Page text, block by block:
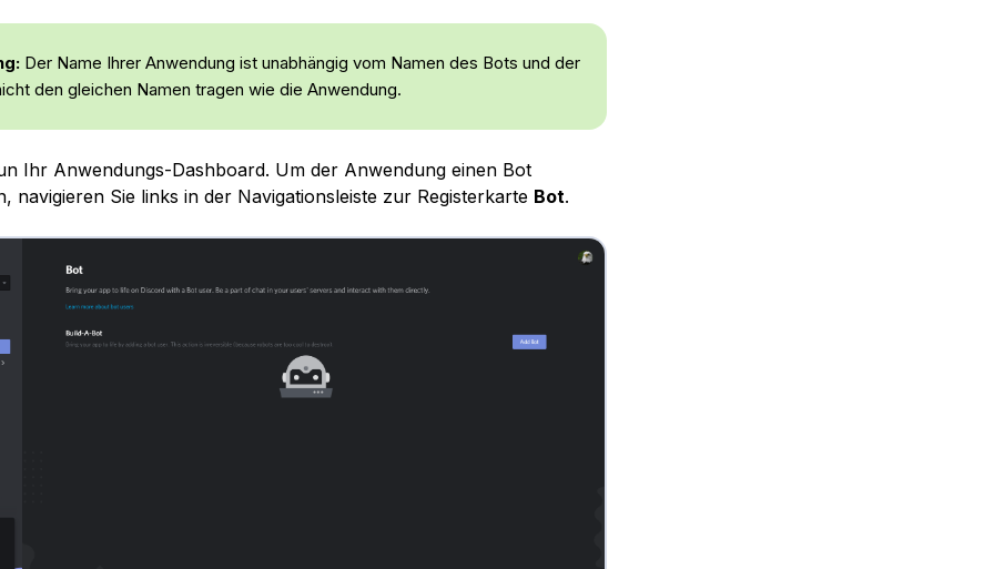
Der Name Ihrer Anwendung ist unabhängig vom Namen des Bots und der
den gleichen Namen tragen wie die Anwendung.
Ihr Anwendungs-Dashboard. Um der Anwendung einen Bot
navigieren Sie links in der Navigationsleiste zur Registerkarte Bot.